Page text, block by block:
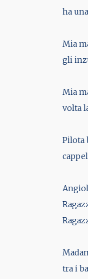
ha
Mia
gli
Mia
volta
Pilota
tra i